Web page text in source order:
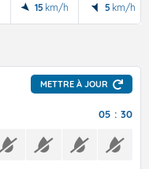
15 km/h 5 km/h
METTRE À JOUR
05 : 30